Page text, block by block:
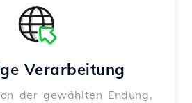
Verarbeitung
der gewählten Endung,